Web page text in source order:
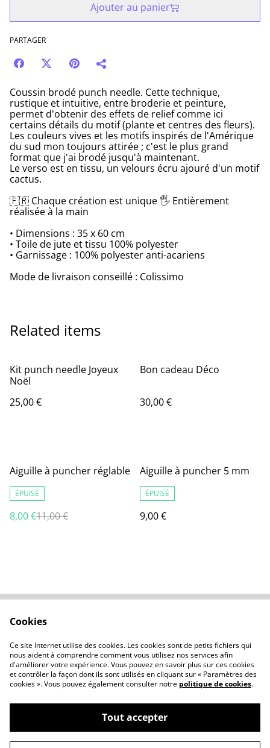
Ajouter au panier
PARTAGER
Coussin brodé punch needle. Cette technique,
rustique et intuitive, entre broderie et peinture,
permet d'obtenir des effets de relief comme ici
certains détails du motif (plante et centres des fleurs).
Les couleurs vives et les motifs inspirés de l'Amérique
du sud mon toujours attirée ; c'est le plus grand
format que j'ai brodé jusqu'à maintenant.
Le verso est en tissu, un velours écru ajouré d'un motif
cactus.
🇫🇷 Chaque création est unique 🖐 Entièrement
réalisée à la main
• Dimensions : 35 x 60 cm
• Toile de jute et tissu 100% polyester
• Garnissage : 100% polyester anti-acariens
Mode de livraison conseillé : Colissimo
Related items
Kit punch needle Joyeux
Noël
25,00 €
Bon cadeau Déco
30,00 €
%
Aiguille à puncher réglable
ÉPUISÉ
8,00 €11,00 €
Aiguille à puncher 5 mm
ÉPUISÉ
9,00 €
Politique de
confidentialité
À propos des cookies
©2026æquanime
Cookies
Ce site Internet utilise des cookies. Les cookies sont de petits fichiers qui
nous aident à comprendre comment vous utilisez nos services afin
d'améliorer votre expérience. Vous pouvez en savoir plus sur ces cookies
et contrôler la façon dont ils sont utilisés en cliquant sur « Paramètres des
cookies ». Vous pouvez également consulter notre politique de cookies.
Tout accepter